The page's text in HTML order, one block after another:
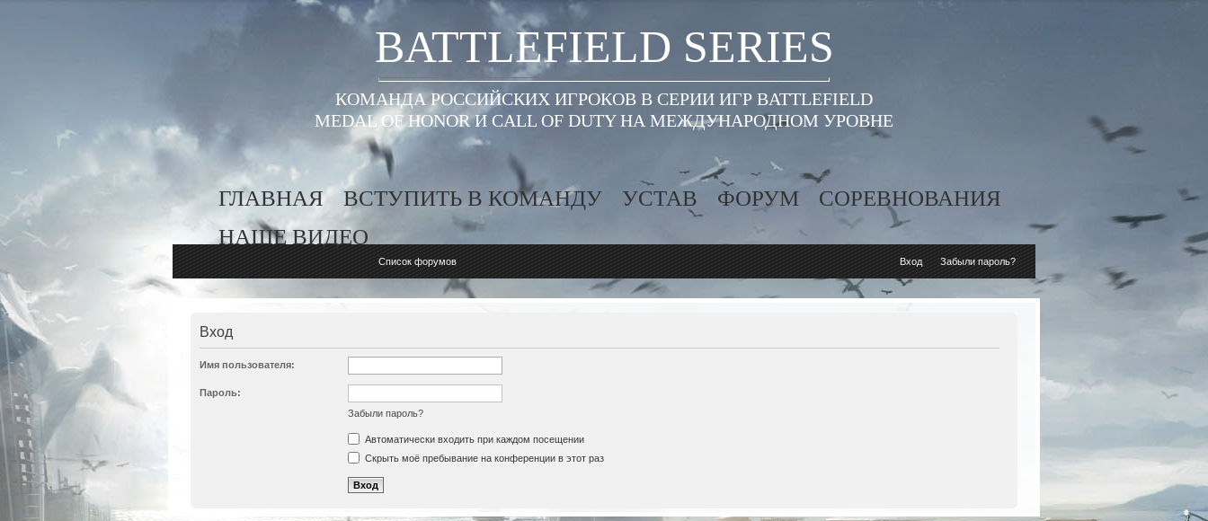
BATTLEFIELD SERIES
КОМАНДА РОССИЙСКИХ ИГРОКОВ В СЕРИИ ИГР BATTLEFIELD
MEDAL OF HONOR И CALL OF DUTY НА МЕЖДУНАРОДНОМ УРОВНЕ
ГЛАВНАЯ ВСТУПИТЬ В КОМАНДУ УСТАВ ФОРУМ
СОРЕВНОВАНИЯ
НАШЕ ВИДЕО
Список форумов Вход Забыли пароль?
Вход
Имя пользователя:
Пароль:
Забыли пароль?
Автоматически входить при каждом посещении
Скрыть моё пребывание на конференции в этот раз